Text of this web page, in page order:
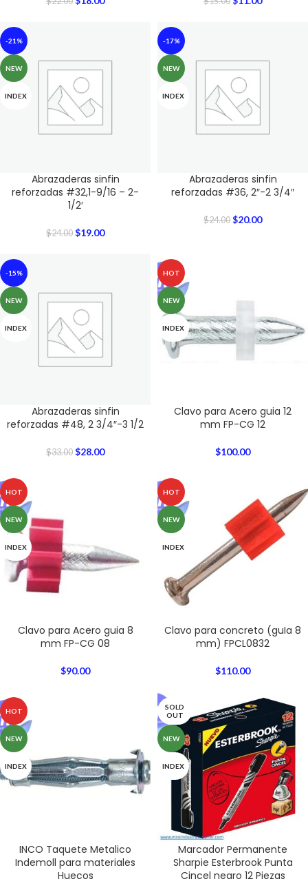
-21%
NEW
INDEX
Abrazaderas sinfin
reforzadas #32,1-9/16 – 2-
1/2′
$24.00 $19.00
-17%
NEW
INDEX
Abrazaderas sinfin
reforzadas #36, 2″-2 3/4″
$24.00 $20.00
-15%
NEW
INDEX
Abrazaderas sinfin
reforzadas #48, 2 3/4″-3 1/2
$33.00 $28.00
HOT
NEW
INDEX
Clavo para Acero guia 12
mm FP-CG 12
$100.00
HOT
NEW
INDEX
Clavo para Acero guia 8
mm FP-CG 08
$90.00
HOT
NEW
INDEX
Clavo para concreto (guIa 8
mm) FPCL0832
$110.00
HOT
NEW
INDEX
INCO Taquete Metalico
Indemoll para materiales
Huecos
SOLD
OUT
NEW
INDEX
Marcador Permanente
Sharpie Esterbrook Punta
Cincel negro 12 Piezas